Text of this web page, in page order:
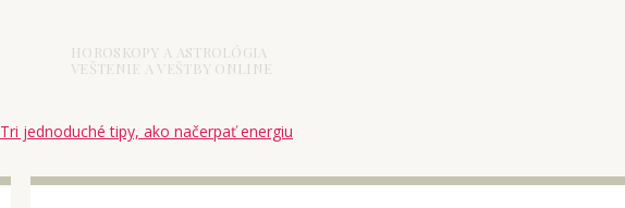
HOROSKOPY A ASTROLÓGIA
VEŠTENIE A VEŠTBY ONLINE
Tri jednoduché tipy, ako načerpať energiu